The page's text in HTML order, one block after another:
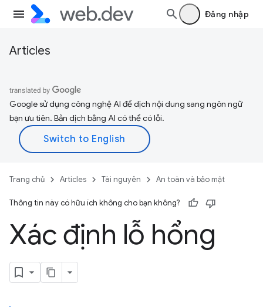
Đăng nhập
Articles
Google sử dụng công nghệ AI để dịch nội dung sang ngôn ngữ
bạn ưu tiên. Bản dịch bằng AI có thể có lỗi.
Trang chủ Articles Tài nguyên An toàn và bảo mật
Thông tin này có hữu ích không cho bạn không?
Xác định lỗ hổng